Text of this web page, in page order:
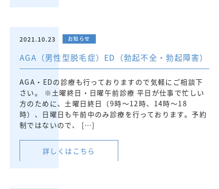
2021.10.23 お知らせ
AGA（男性型脱毛症）ED（勃起不全・勃起障害）
AGA・EDの診療も行っておりますので気軽にご相談下
さい。 ※土曜終日・日曜午前診療 平日が仕事で忙しい
方のために、土曜日終日（9時～12時、14時～18
時）、日曜日も午前中のみ診療を行っております。予約
制ではないので、 […]
詳しくはこちら